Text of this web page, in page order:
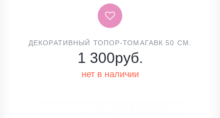
ДЕКОРАТИВНЫЙ ТОПОР-ТОМАГАВК 50 СМ.
1 300руб.
нет в наличии